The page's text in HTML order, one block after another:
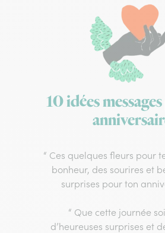
10 idées
“ Ces quelques fleurs pour
bonheur, des sourires et
surprises pour ton
“ Que cette journée
d’heureuses surprises et